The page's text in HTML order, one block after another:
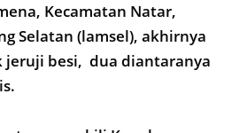
Kecamatan Natar,
Selatan (lamsel), akhirnya
jeruji besi, dua diantaranya